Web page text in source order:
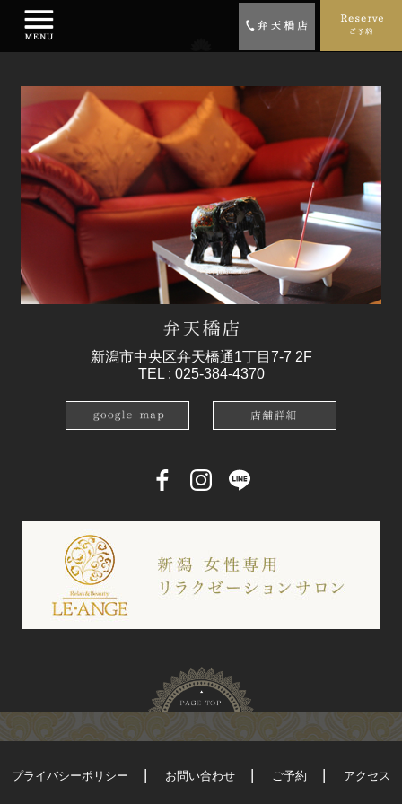
新潟市中央区弁天橋通1丁目7-7 2F
TEL : 025-384-4370
プライバシーポリシー お問い合わせ ご予約 アクセス